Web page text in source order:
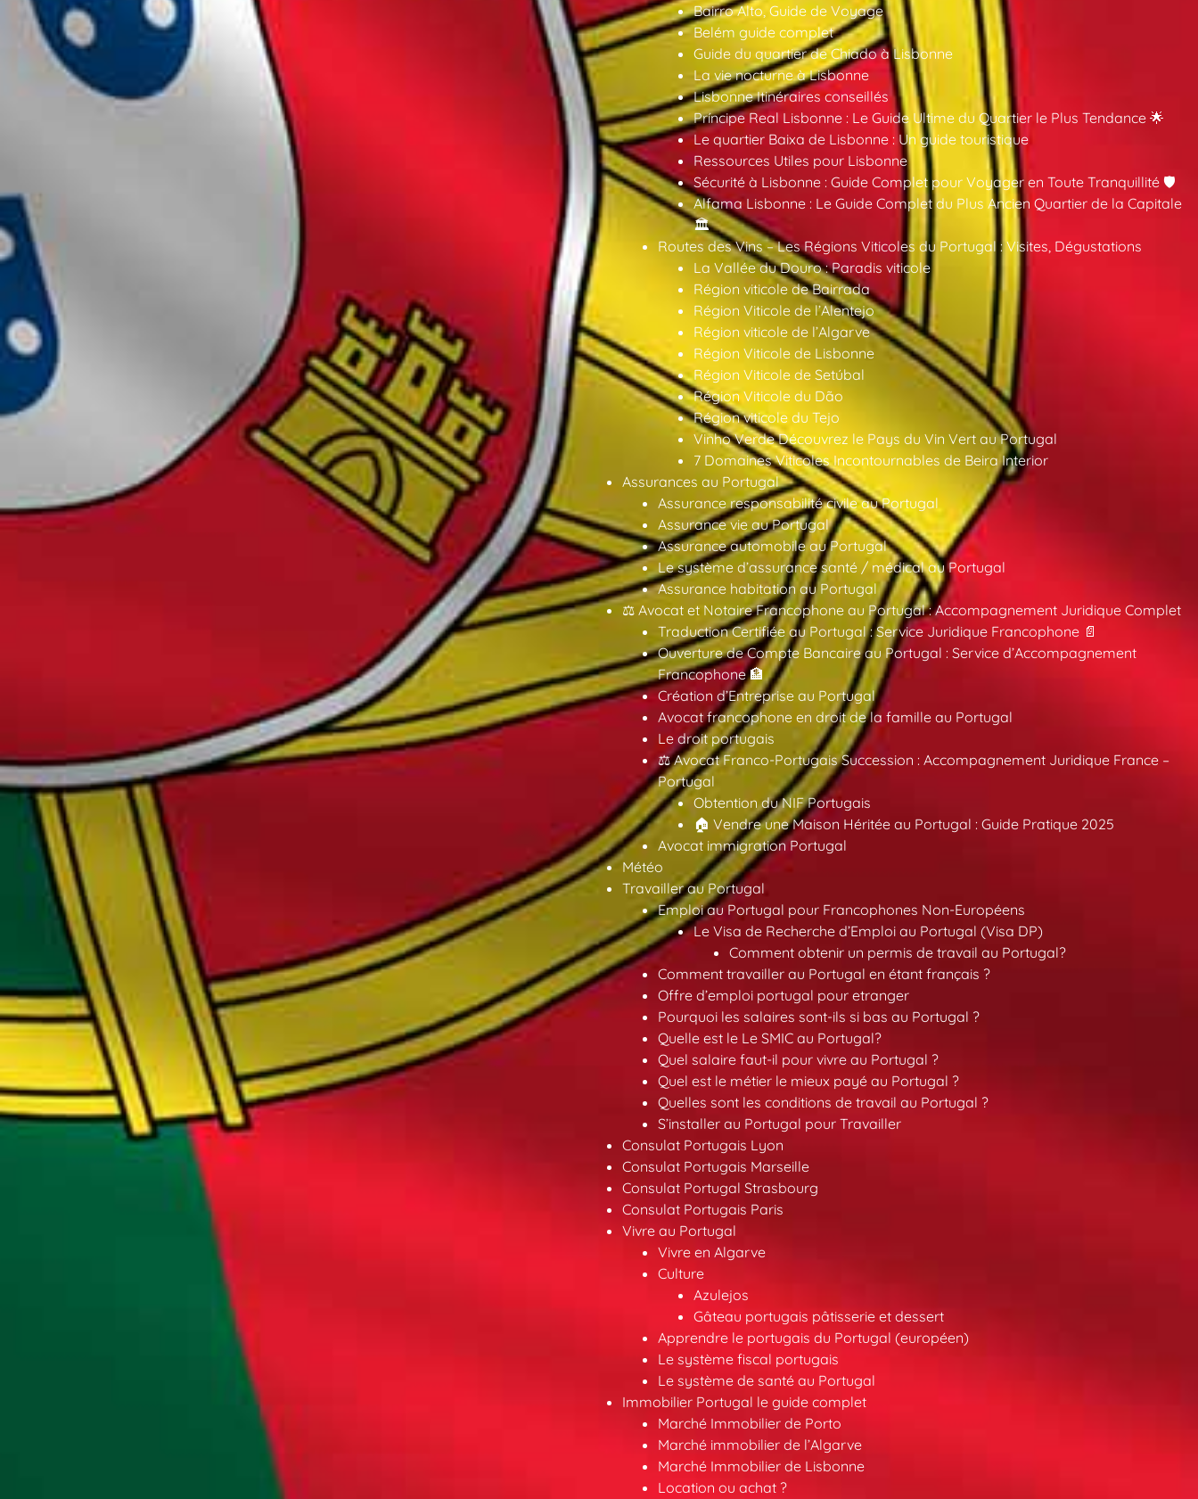
Bairro Alto, Guide de Voyage
Belém guide complet
Guide du quartier de Chiado à Lisbonne
La vie nocturne à Lisbonne
Lisbonne Itinéraires conseillés
Príncipe Real Lisbonne : Le Guide Ultime du Quartier le Plus Tendance 🌟
Le quartier Baixa de Lisbonne : Un guide touristique
Ressources Utiles pour Lisbonne
Sécurité à Lisbonne : Guide Complet pour Voyager en Toute Tranquillité 🛡️
Alfama Lisbonne : Le Guide Complet du Plus Ancien Quartier de la Capitale
🏛️
Routes des Vins – Les Régions Viticoles du Portugal : Visites, Dégustations
La Vallée du Douro : Paradis viticole
Région viticole de Bairrada
Région Viticole de l’Alentejo
Région viticole de l’Algarve
Région Viticole de Lisbonne
Région Viticole de Setúbal
Région Viticole du Dão
Région viticole du Tejo
Vinho Verde Découvrez le Pays du Vin Vert au Portugal
7 Domaines Viticoles Incontournables de Beira Interior
Assurances au Portugal
Assurance responsabilité civile au Portugal
Assurance vie au Portugal
Assurance automobile au Portugal
Le système d’assurance santé / médical au Portugal
Assurance habitation au Portugal
⚖️ Avocat et Notaire Francophone au Portugal : Accompagnement Juridique Complet
Traduction Certifiée au Portugal : Service Juridique Francophone 📄
Ouverture de Compte Bancaire au Portugal : Service d’Accompagnement
Francophone 🏦
Création d’Entreprise au Portugal
Avocat francophone en droit de la famille au Portugal
Le droit portugais
⚖️ Avocat Franco-Portugais Succession : Accompagnement Juridique France –
Portugal
Obtention du NIF Portugais
🏠 Vendre une Maison Héritée au Portugal : Guide Pratique 2025
Avocat immigration Portugal
Météo
Travailler au Portugal
Emploi au Portugal pour Francophones Non-Européens
Le Visa de Recherche d’Emploi au Portugal (Visa DP)
Comment obtenir un permis de travail au Portugal?
Comment travailler au Portugal en étant français ?
Offre d’emploi portugal pour etranger
Pourquoi les salaires sont-ils si bas au Portugal ?
Quelle est le Le SMIC au Portugal?
Quel salaire faut-il pour vivre au Portugal ?
Quel est le métier le mieux payé au Portugal ?
Quelles sont les conditions de travail au Portugal ?
S’installer au Portugal pour Travailler
Consulat Portugais Lyon
Consulat Portugais Marseille
Consulat Portugal Strasbourg
Consulat Portugais Paris
Vivre au Portugal
Vivre en Algarve
Culture
Azulejos
Gâteau portugais pâtisserie et dessert
Apprendre le portugais du Portugal (européen)
Le système fiscal portugais
Le système de santé au Portugal
Immobilier Portugal le guide complet
Marché Immobilier de Porto
Marché immobilier de l’Algarve
Marché Immobilier de Lisbonne
Location ou achat ?